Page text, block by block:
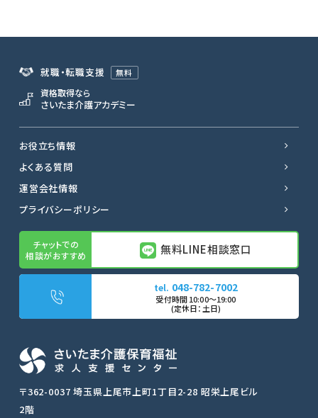
無料LINE相談窓口
転職サポートに申し込む
〒362-0037 埼玉県上尾市上町1丁目2-28 昭栄上尾ビル
2階
就職・転職支援 無料
資格取得なら
さいたま介護アカデミー
お役立ち情報
よくある質問
運営会社情報
プライバシーポリシー
無料LINE相談窓口
048-782-7002